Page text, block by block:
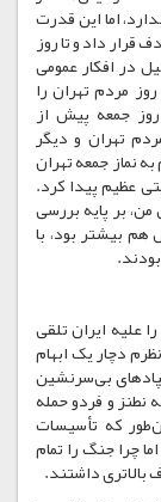
اما این قدرت
قرار داد و تا روز
در افکار عمومی
مردم تهران را
جمعه‌ پیش از
تهران و دیگر
نماز جمعه تهران
عظیم پیدا کرد.
بر پایه بررسی
بیشتر بود، با
علیه ایران تلقی
دچار یک ابهام
بی‌سرنشین
دادند و با ۱۲۵ هواپیما به نطنز و فردو حمله
که تأسیسات
چرا جنگ را تمام
بالاتری داشتند.